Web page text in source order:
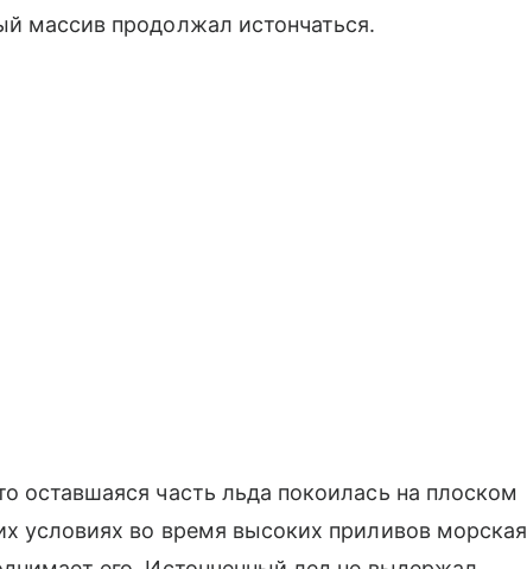
массив продолжал истончаться.
оставшаяся часть льда покоилась на плоском
условиях во время высоких приливов морская